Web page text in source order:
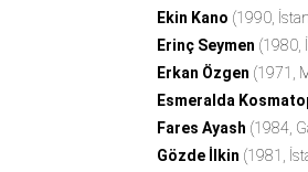
Ekin Kano (1990,
Erinç Seymen (1980,
Erkan Özgen (1971,
Esmeralda
Fares Ayash (1984,
Gözde İlkin (1981,